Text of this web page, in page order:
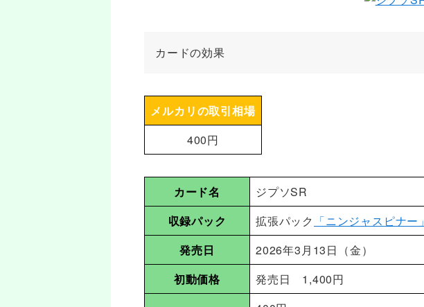
カードの効果
メルカリの取引相場
400円
カード名
ジプソSR
収録パック
拡張パック 「ニンジャスピナー」
発売日
2026年3月13日（金）
初動価格
発売日 1,400円